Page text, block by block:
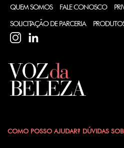
QUEM SOMOS FALE CONOSCO
SOLICITAÇÃO DE PARCERIA
INSTAGRAM
COMO POSSO AJUDAR? DÚVIDAS